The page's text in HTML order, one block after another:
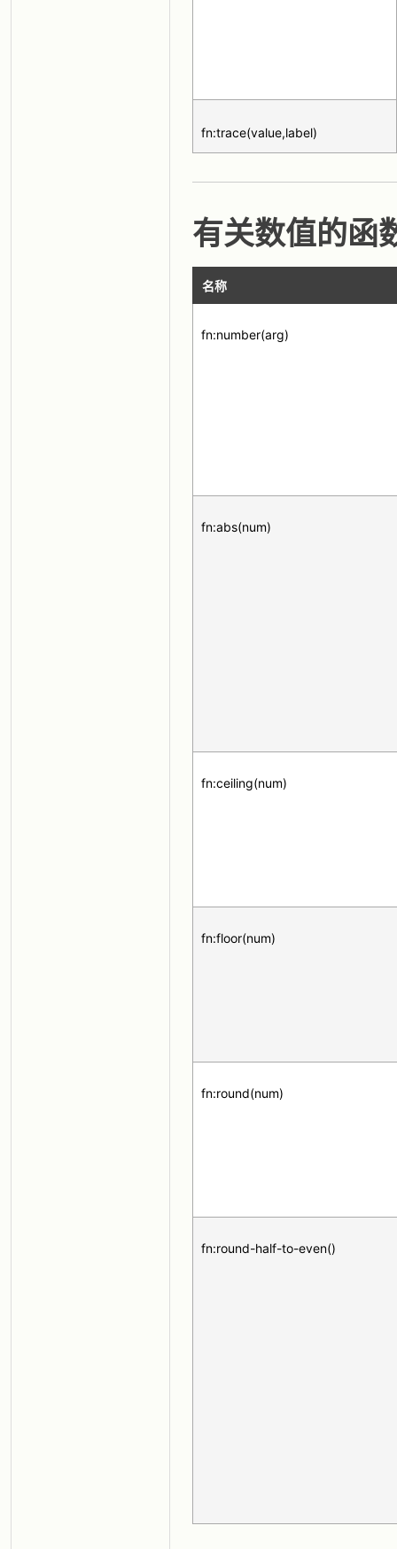
fn:trace(value,label)
有关数值的函
名称
fn:number(arg)
fn:abs(num)
fn:ceiling(num)
fn:floor(num)
fn:round(num)
fn:round-half-to-even()